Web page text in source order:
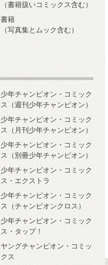
（書籍扱いコミックス含む）
書籍
（写真集とムック含む）
少年チャンピオン・コミック
ス（週刊少年チャンピオン）
少年チャンピオン・コミック
ス（月刊少年チャンピオン）
少年チャンピオン・コミック
ス（別冊少年チャンピオン）
少年チャンピオン・コミック
ス・エクストラ
少年チャンピオン・コミック
ス（チャンピオンクロス）
少年チャンピオン・コミック
ス・タップ！
ヤングチャンピオン・コミッ
クス